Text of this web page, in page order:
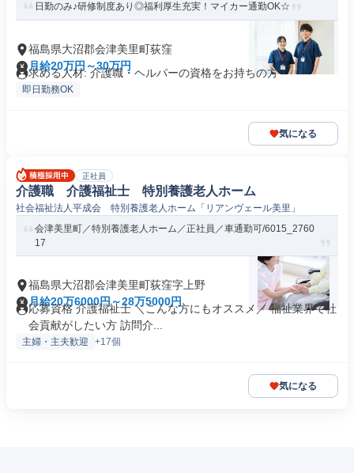
日勤のみ♪研修制度あり◎福利厚生充実！マイカー通勤OK☆
福島県大沼郡会津美里町荻窪
月給20万円～30万円
求める人材: 介護職・ヘルパーの資格をお持ちの方
即日勤務OK
気になる
正社員
介護職 介護福祉士 特別養護老人ホーム
社会福祉法人平成会 特別養護老人ホーム「リアンヴェール美里」
会津美里町／特別養護老人ホーム／正社員／車通勤可/6015_2760
17
福島県大沼郡会津美里町荻窪字上野
月給20万6000円～28万5000円
応募資格 介護福祉士 ＼こんな方にもオススメ／ 福祉業界で社
会貢献がしたい方 訪問介...
主婦・主夫歓迎 +17個
気になる